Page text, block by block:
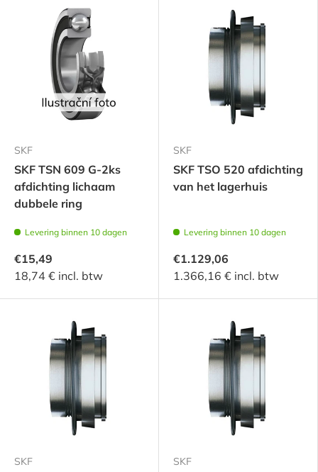
SKF
SKF TSN 609 G-2ks
afdichting lichaam
dubbele ring
Levering binnen 10 dagen
€15,49
18,74 € incl. btw
SKF
SKF TSO 520 afdichting
van het lagerhuis
Levering binnen 10 dagen
€1.129,06
1.366,16 € incl. btw
SKF SKF